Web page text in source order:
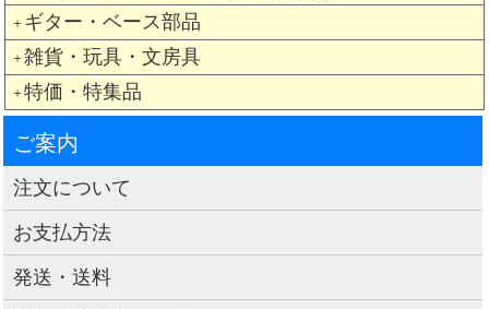
＋ ギター・ベース部品
＋ 雑貨・玩具・文房具
＋ 特価・特集品
ご案内
注文について
お支払方法
発送・送料